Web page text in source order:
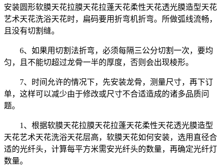
安装圆形软膜天花拉膜天花拉蓬天花柔性天花透光膜造型天花
艺术天花洗浴天花时，扁码要用折弯机折弯。所做弧线流畅，
且没有切割缝。
6、如果用切割法折弯，必须每隔三公分切割一次，要均
匀，且不能切超过龙骨一半的厚度，否则会出现棱形。
7、时间允许的情况下，先安装龙骨，测量尺寸，再下订
单，这样可以减少由于修改或尺寸不合适造成的诸多品质问
题。
1、根据软膜天花拉膜天花拉蓬天花柔性天花透光膜造型
天花艺术天花洗浴天花层高，软膜天花如何安装，选用直径合
适的光纤头，计算每平方米需安光纤头的数量，再确定光纤灯
数量。